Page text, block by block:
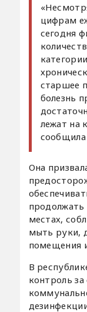
цифрам
сегодня
старшее
болезнь
лежат на
Она
местах,
мыть руки,
помещения
В
контроль